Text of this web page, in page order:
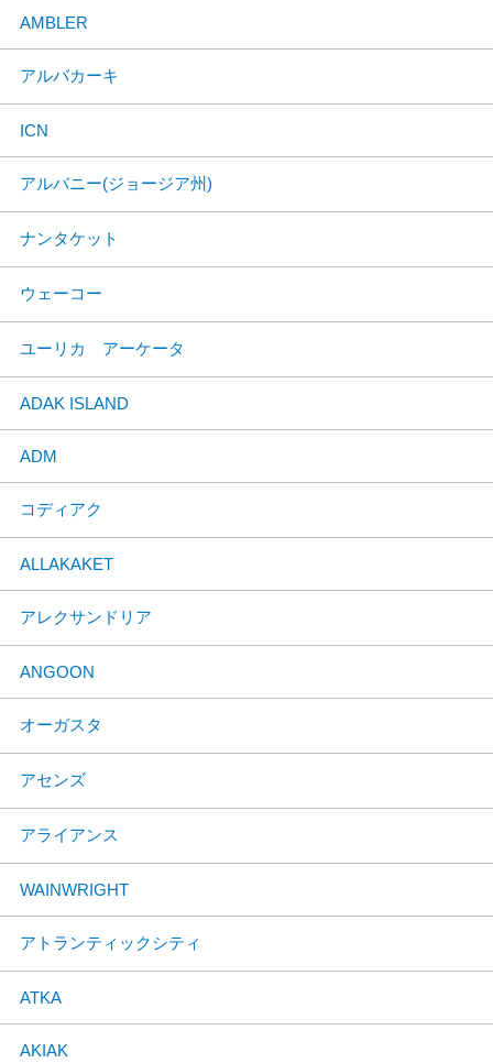
AMBLER
アルバカーキ
ICN
アルバニー(ジョージア州)
ナンタケット
ウェーコー
ユーリカ アーケータ
ADAK ISLAND
ADM
コディアク
ALLAKAKET
アレクサンドリア
ANGOON
オーガスタ
アセンズ
アライアンス
WAINWRIGHT
アトランティックシティ
ATKA
AKIAK